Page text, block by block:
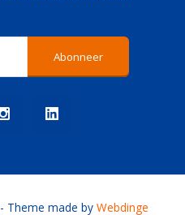
Abonneer
- Theme made by Webdinge